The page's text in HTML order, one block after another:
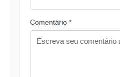
Comentário *